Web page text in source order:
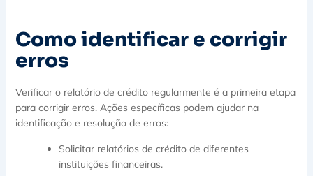
Como identificar e corrigir
erros
Verificar o relatório de crédito regularmente é a primeira etapa
para corrigir erros. Ações específicas podem ajudar na
identificação e resolução de erros:
Solicitar relatórios de crédito de diferentes
instituições financeiras.